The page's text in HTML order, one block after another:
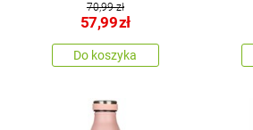
70,99 zł
57,99zł
Do koszyka